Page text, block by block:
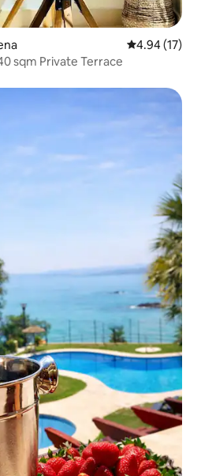
4.94 out of 5
4.94 (17)
sqm Private Terrace